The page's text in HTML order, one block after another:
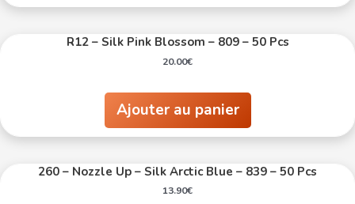
R12 – Silk Pink Blossom – 809 – 50 Pcs
20.00€
Ajouter au panier
260 – Nozzle Up – Silk Arctic Blue – 839 – 50 Pcs
13.90€